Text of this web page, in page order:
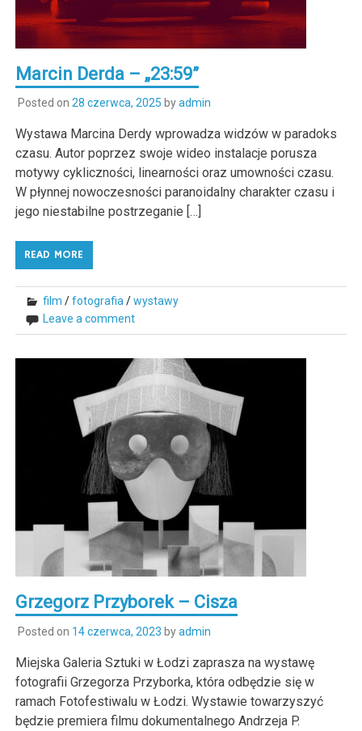
Marcin Derda – „23:59”
Posted on 28 czerwca, 2025 byadmin
Wystawa Marcina Derdy wprowadza widzów w paradoks
czasu. Autor poprzez swoje wideo instalacje porusza
motywy cykliczności, linearności oraz umowności czasu.
W płynnej nowoczesności paranoidalny charakter czasu i
jego niestabilne postrzeganie […]
READ MORE
film /fotografia/wystawy
Leave a comment
Grzegorz Przyborek – Cisza
Posted on 14 czerwca, 2023 byadmin
Miejska Galeria Sztuki w Łodzi zaprasza na wystawę
fotografii Grzegorza Przyborka, która odbędzie się w
ramach Fotofestiwalu w Łodzi. Wystawie towarzyszyć
będzie premiera filmu dokumentalnego Andrzeja P.